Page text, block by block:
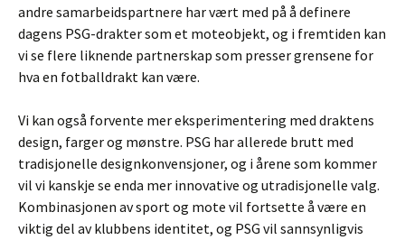
andre samarbeidspartnere har vært med på å definere
dagens PSG-drakter som et moteobjekt, og i fremtiden kan
vi se flere liknende partnerskap som presser grensene for
hva en fotballdrakt kan være.
Vi kan også forvente mer eksperimentering med draktens
design, farger og mønstre. PSG har allerede brutt med
tradisjonelle designkonvensjoner, og i årene som kommer
vil vi kanskje se enda mer innovative og utradisjonelle valg.
Kombinasjonen av sport og mote vil fortsette å være en
viktig del av klubbens identitet, og PSG vil sannsynligvis